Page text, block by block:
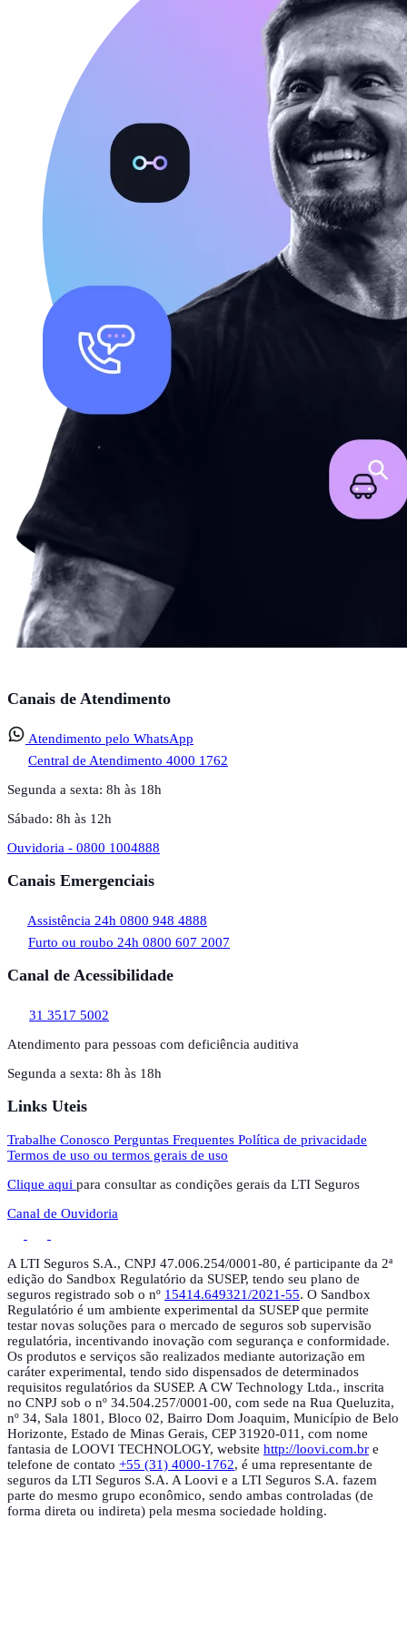
Canais de Atendimento
Atendimento pelo WhatsApp
Central de Atendimento 4000 1762
Segunda a sexta: 8h às 18h
Sábado: 8h às 12h
Ouvidoria - 0800 1004888
Canais Emergenciais
Assistência 24h 0800 948 4888
Furto ou roubo 24h 0800 607 2007
Canal de Acessibilidade
31 3517 5002
Atendimento para pessoas com deficiência auditiva
Segunda a sexta: 8h às 18h
Links Uteis
Trabalhe Conosco Perguntas Frequentes Política de privacidade
Termos de uso ou termos gerais de uso
Clique aqui para consultar as condições gerais da LTI Seguros
Canal de Ouvidoria
A LTI Seguros S.A., CNPJ 47.006.254/0001-80, é participante da 2ª
edição do Sandbox Regulatório da SUSEP, tendo seu plano de
seguros registrado sob o nº 15414.649321/2021-55. O Sandbox
Regulatório é um ambiente experimental da SUSEP que permite
testar novas soluções para o mercado de seguros sob supervisão
regulatória, incentivando inovação com segurança e conformidade.
Os produtos e serviços são realizados mediante autorização em
caráter experimental, tendo sido dispensados de determinados
requisitos regulatórios da SUSEP. A CW Technology Ltda., inscrita
no CNPJ sob o nº 34.504.257/0001-00, com sede na Rua Queluzita,
nº 34, Sala 1801, Bloco 02, Bairro Dom Joaquim, Município de Belo
Horizonte, Estado de Minas Gerais, CEP 31920-011, com nome
fantasia de LOOVI TECHNOLOGY, website http://loovi.com.br e
telefone de contato +55 (31) 4000-1762, é uma representante de
seguros da LTI Seguros S.A. A Loovi e a LTI Seguros S.A. fazem
parte do mesmo grupo econômico, sendo ambas controladas (de
forma direta ou indireta) pela mesma sociedade holding.